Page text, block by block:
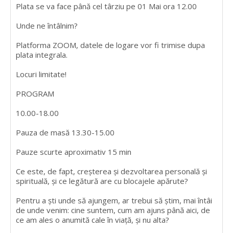
Plata se va face până cel târziu pe 01 Mai ora 12.00
Unde ne întâlnim?
Platforma ZOOM, datele de logare vor fi trimise dupa
plata integrala.
Locuri limitate!
PROGRAM
10.00-18.00
Pauza de masă 13.30-15.00
Pauze scurte aproximativ 15 min
Ce este, de fapt, creșterea și dezvoltarea personală și
spirituală, și ce legătură are cu blocajele apărute?
Pentru a ști unde să ajungem, ar trebui să știm, mai întâi
de unde venim: cine suntem, cum am ajuns până aici, de
ce am ales o anumită cale în viață, și nu alta?